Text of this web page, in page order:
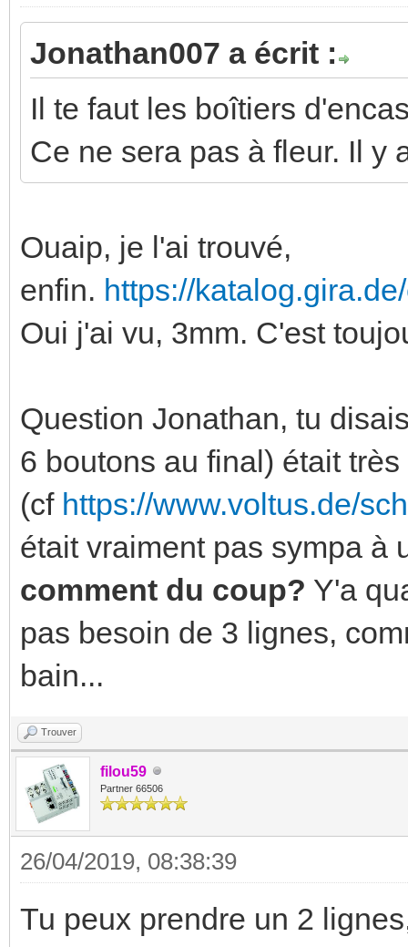
Jonathan007 a écrit :
Il te faut les boîtiers
Ce ne sera pas à fleur. Il y
Ouaip, je l'ai trouvé,
enfin. https://
Oui j'ai vu, 3mm. C'est
Question Jonathan, tu
6 boutons au final) était
(cf https://www.voltus.de/
était vraiment pas sympa à
comment du coup? Y'a
pas besoin de 3 lignes,
bain...
Trouver
filou59
Partner 66506
26/04/2019, 08:38:39
Tu peux prendre un 2